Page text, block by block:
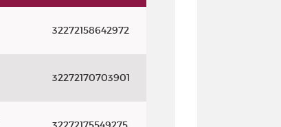
32272158642972
32272170703901